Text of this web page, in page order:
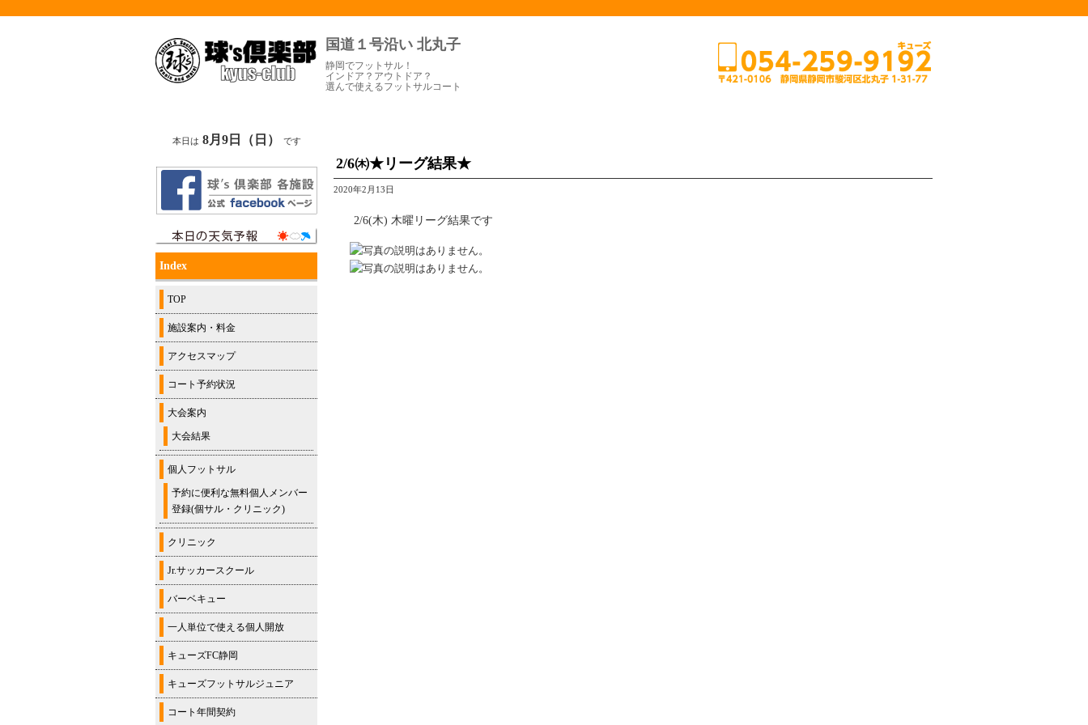
国道１号沿い 北丸子
静岡でフットサル！
インドア？アウトドア？
選んで使えるフットサルコート
2/6㈭★リーグ結果★
2020年2月13日
2/6(木) 木曜リーグ結果です
本日は 8月9日（日） です
Index
TOP
施設案内・料金
アクセスマップ
コート予約状況
大会案内
大会結果
個人フットサル
予約に便利な無料個人メンバー
登録(個サル・クリニック)
クリニック
Jr.サッカースクール
バーベキュー
一人単位で使える個人開放
キューズFC静岡
キューズフットサルジュニア
コート年間契約